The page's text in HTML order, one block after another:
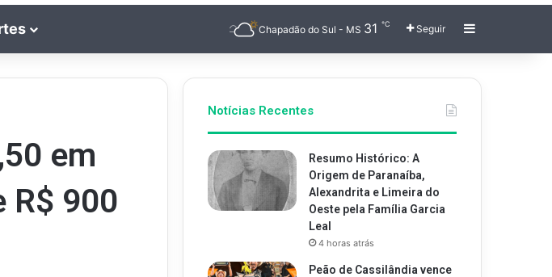
Chapadão do Sul - MS 31 ℃ Seguir Barra Lateral
em
R$ 900
Notícias Recentes
Resumo Histórico: A
Origem de Paranaíba,
Alexandrita e Limeira do
Oeste pela Família Garcia
Leal
4 horas atrás
Peão de Cassilândia vence